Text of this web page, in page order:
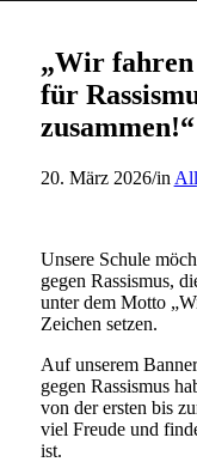
„Wir fahren
für
zusammen!“
20. März 2026/in
Unsere Schule
gegen Rassismus,
unter dem Motto
Zeichen setzen.
Auf unserem
gegen Rassismus
von der ersten bis
viel Freude und
ist.